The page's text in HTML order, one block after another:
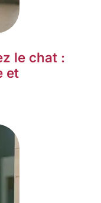
le chat :
et